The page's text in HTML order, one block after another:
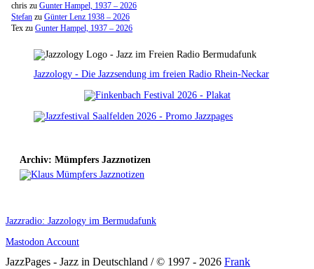
chris zu Gunter Hampel, 1937 – 2026
Stefan zu Günter Lenz 1938 – 2026
Tex zu Gunter Hampel, 1937 – 2026
Jazzology - Die Jazzsendung im freien Radio Rhein-Neckar
Archiv: Mümpfers Jazznotizen
Jazzradio: Jazzology im Bermudafunk
Mastodon Account
JazzPages - Jazz in Deutschland / © 1997 - 2026 Frank